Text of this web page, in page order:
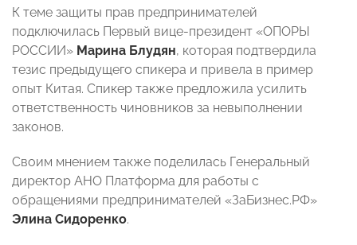
К теме защиты прав предпринимателей
подключилась Первый вице-президент «ОПОРЫ
РОССИИ» Марина Блудян, которая подтвердила
тезис предыдущего спикера и привела в пример
опыт Китая. Спикер также предложила усилить
ответственность чиновников за невыполнении
законов.
Своим мнением также поделилась Генеральный
директор АНО Платформа для работы с
обращениями предпринимателей «ЗаБизнес.РФ»
Элина Сидоренко.